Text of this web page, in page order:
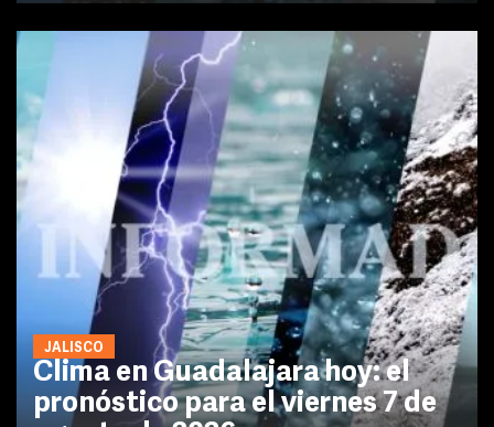
JALISCO
Clima en Guadalajara hoy: el
pronóstico para el viernes 7 de